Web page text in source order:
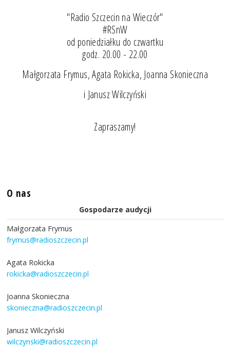
"Radio Szczecin na Wieczór"
#RSnW
od poniedziałku do czwartku
godz. 20.00 - 22.00
Małgorzata Frymus, Agata Rokicka, Joanna Skonieczna
i Janusz Wilczyński
Zapraszamy!
O nas
Gospodarze audycji
Małgorzata Frymus
frymus@radioszczecin.pl
Agata Rokicka
rokicka@radioszczecin.pl
Joanna Skonieczna
skonieczna@radioszczecin.pl
Janusz Wilczyński
wilczynski@radioszczecin.pl